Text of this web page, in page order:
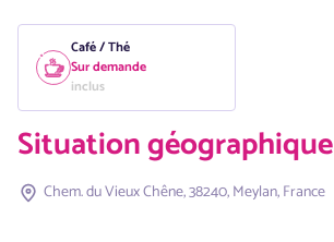
Café / Thé
Sur demande
inclus
Situation géographique
Chem. du Vieux Chêne, 38240, Meylan, France